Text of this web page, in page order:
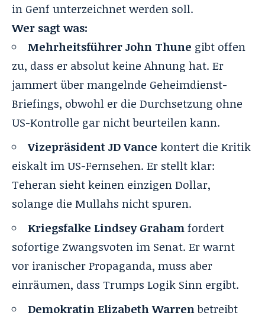
in Genf unterzeichnet werden soll.
Wer sagt was:
Mehrheitsführer John Thune gibt offen
zu, dass er absolut keine Ahnung hat. Er
jammert über mangelnde Geheimdienst-
Briefings, obwohl er die Durchsetzung ohne
US-Kontrolle gar nicht beurteilen kann.
Vizepräsident JD Vance kontert die Kritik
eiskalt im US-Fernsehen. Er stellt klar:
Teheran sieht keinen einzigen Dollar,
solange die Mullahs nicht spuren.
Kriegsfalke Lindsey Grahamfordert
sofortige Zwangsvoten im Senat. Er warnt
vor iranischer Propaganda, muss aber
einräumen, dass Trumps Logik Sinn ergibt.
Demokratin Elizabeth Warrenbetreibt